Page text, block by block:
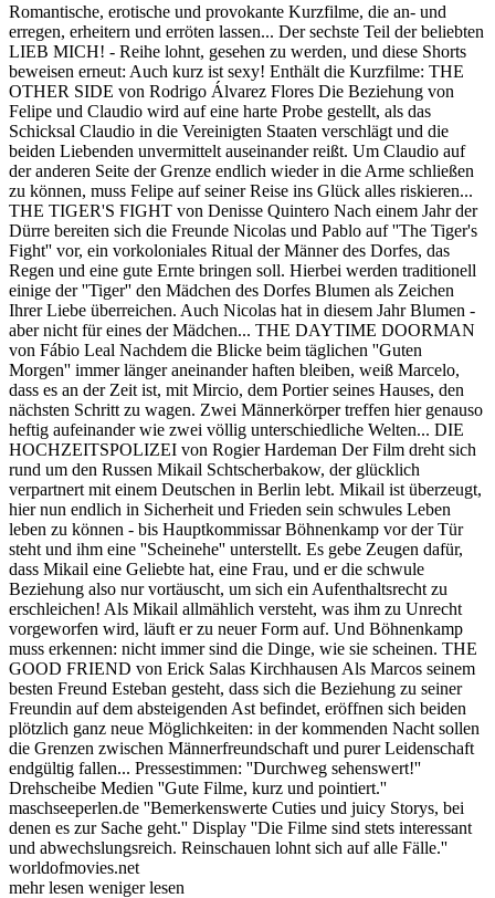
Romantische, erotische und provokante Kurzfilme, die an- und
erregen, erheitern und erröten lassen... Der sechste Teil der beliebten
LIEB MICH! - Reihe lohnt, gesehen zu werden, und diese Shorts
beweisen erneut: Auch kurz ist sexy! Enthält die Kurzfilme: THE
OTHER SIDE von Rodrigo Álvarez Flores Die Beziehung von
Felipe und Claudio wird auf eine harte Probe gestellt, als das
Schicksal Claudio in die Vereinigten Staaten verschlägt und die
beiden Liebenden unvermittelt auseinander reißt. Um Claudio auf
der anderen Seite der Grenze endlich wieder in die Arme schließen
zu können, muss Felipe auf seiner Reise ins Glück alles riskieren...
THE TIGER'S FIGHT von Denisse Quintero Nach einem Jahr der
Dürre bereiten sich die Freunde Nicolas und Pablo auf ''The Tiger's
Fight'' vor, ein vorkoloniales Ritual der Männer des Dorfes, das
Regen und eine gute Ernte bringen soll. Hierbei werden traditionell
einige der ''Tiger'' den Mädchen des Dorfes Blumen als Zeichen
Ihrer Liebe überreichen. Auch Nicolas hat in diesem Jahr Blumen -
aber nicht für eines der Mädchen... THE DAYTIME DOORMAN
von Fábio Leal Nachdem die Blicke beim täglichen ''Guten
Morgen'' immer länger aneinander haften bleiben, weiß Marcelo,
dass es an der Zeit ist, mit Mircio, dem Portier seines Hauses, den
nächsten Schritt zu wagen. Zwei Männerkörper treffen hier genauso
heftig aufeinander wie zwei völlig unterschiedliche Welten... DIE
HOCHZEITSPOLIZEI von Rogier Hardeman Der Film dreht sich
rund um den Russen Mikail Schtscherbakow, der glücklich
verpartnert mit einem Deutschen in Berlin lebt. Mikail ist überzeugt,
hier nun endlich in Sicherheit und Frieden sein schwules Leben
leben zu können - bis Hauptkommissar Böhnenkamp vor der Tür
steht und ihm eine ''Scheinehe'' unterstellt. Es gebe Zeugen dafür,
dass Mikail eine Geliebte hat, eine Frau, und er die schwule
Beziehung also nur vortäuscht, um sich ein Aufenthaltsrecht zu
erschleichen! Als Mikail allmählich versteht, was ihm zu Unrecht
vorgeworfen wird, läuft er zu neuer Form auf. Und Böhnenkamp
muss erkennen: nicht immer sind die Dinge, wie sie scheinen. THE
GOOD FRIEND von Erick Salas Kirchhausen Als Marcos seinem
besten Freund Esteban gesteht, dass sich die Beziehung zu seiner
Freundin auf dem absteigenden Ast befindet, eröffnen sich beiden
plötzlich ganz neue Möglichkeiten: in der kommenden Nacht sollen
die Grenzen zwischen Männerfreundschaft und purer Leidenschaft
endgültig fallen... Pressestimmen: ''Durchweg sehenswert!''
Drehscheibe Medien ''Gute Filme, kurz und pointiert.''
maschseeperlen.de ''Bemerkenswerte Cuties und juicy Storys, bei
denen es zur Sache geht.'' Display ''Die Filme sind stets interessant
und abwechslungsreich. Reinschauen lohnt sich auf alle Fälle.''
worldofmovies.net
mehr lesen weniger lesen